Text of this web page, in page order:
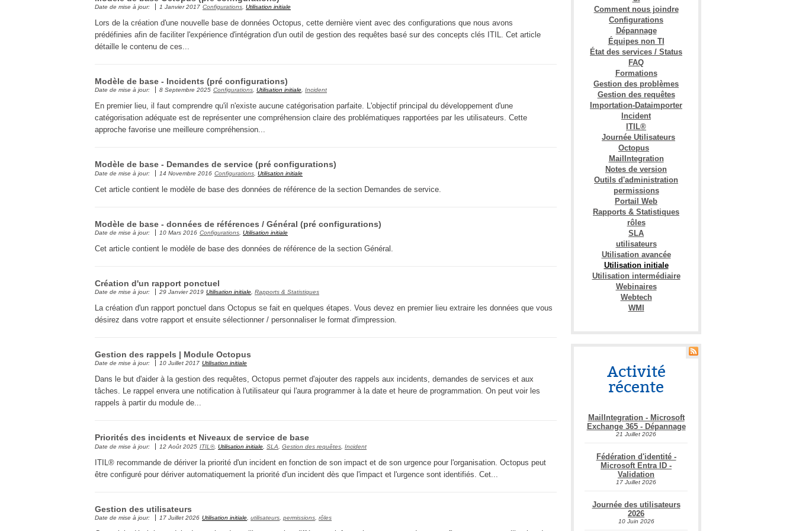
CI
Collaboration
Configuration EntraID
Configurations
Coup de coeur
En construction
Entra
Équipes non TI
Fichiers
Foire aux problèmes
Gestion des problèmes
groupes
Import
Date de mise à jour: 1 Janvier 2017 Configurations, Utilisation initiale
Lors de la création d'une nouvelle base de données Octopus, cette dernière vient avec des configurations que nous avons
prédéfinies afin de faciliter l'expérience d'intégration d'un outil de gestion des requêtes basé sur des concepts clés ITIL. Cet article
détaille le contenu de ces...
Modèle de base - Incidents (pré configurations)
Date de mise à jour: 8 Septembre 2025 Configurations, Utilisation initiale, Incident
En premier lieu, il faut comprendre qu'il n'existe aucune catégorisation parfaite. L'objectif principal du développement d'une
catégorisation adéquate est de représenter une compréhension claire des problématiques rapportées par les utilisateurs. Cette
approche favorise une meilleure compréhension...
Modèle de base - Demandes de service (pré configurations)
Date de mise à jour: 14 Novembre 2016 Configurations Utilisation initiale
Cet article contient le modèle de base des données de référence de la section Demandes de service.
Modèle de base - données de références / Général (pré configurations)
Date de mise à jour: 10 Mars 2016 Configurations Utilisation initiale
Cet article contient le modèle de base des données de référence de la section Général.
Création d'un rapport ponctuel
Date de mise à jour: 29 Janvier 2019 Utilisation initiale Rapports & Statistiques
La création d'un rapport ponctuel dans Octopus se fait en quelques étapes. Vous devez en premier lieu extraire les données que vous
désirez dans votre rapport et ensuite sélectionner / personnaliser le format d'impression.
Gestion des rappels | Module Octopus
Date de mise à jour: 10 Juillet 2017 Utilisation initiale
Dans le but d'aider à la gestion des requêtes, Octopus permet d'ajouter des rappels aux incidents, demandes de services et aux
tâches. Le rappel envera une notification à l'utilisateur qui l'aura programmer à la date et heure de programmation. On peut voir les
rappels à partir du module de...
Priorités des incidents et Niveaux de service de base
Date de mise à jour: 12 Août 2025 ITIL®, Utilisation initiale SLA Gestion des requêtes Incident
ITIL® recommande de dériver la priorité d'un incident en fonction de son impact et de son urgence pour l'organisation. Octopus peut
être configuré pour dériver automatiquement la priorité d'un incident dès que l'impact et l'urgence sont identifiés. Cet...
Gestion des utilisateurs
Date de mise à jour: 17 Juillet 2026 Utilisation initiale utilisateurs permissions rôles
Comment nous joindre
Configurations
Dépannage
Équipes non TI
État des services / Status
FAQ
Formations
Gestion des problèmes
Gestion des requêtes
Importation-Dataimporter
Incident
ITIL®
Journée Utilisateurs
Octopus
MailIntegration
Notes de version
Outils d'administration
permissions
Portail Web
Rapports & Statistiques
rôles
SLA
utilisateurs
Utilisation avancée
Utilisation initiale
Utilisation intermédiaire
Webinaires
Webtech
WMI
Activité
récente
MailIntegration - Microsoft
Exchange 365 - Dépannage
21 Juillet 2026
Fédération d'identité -
Microsoft Entra ID -
Validation
17 Juillet 2026
Journée des utilisateurs
2026
10 Juin 2026